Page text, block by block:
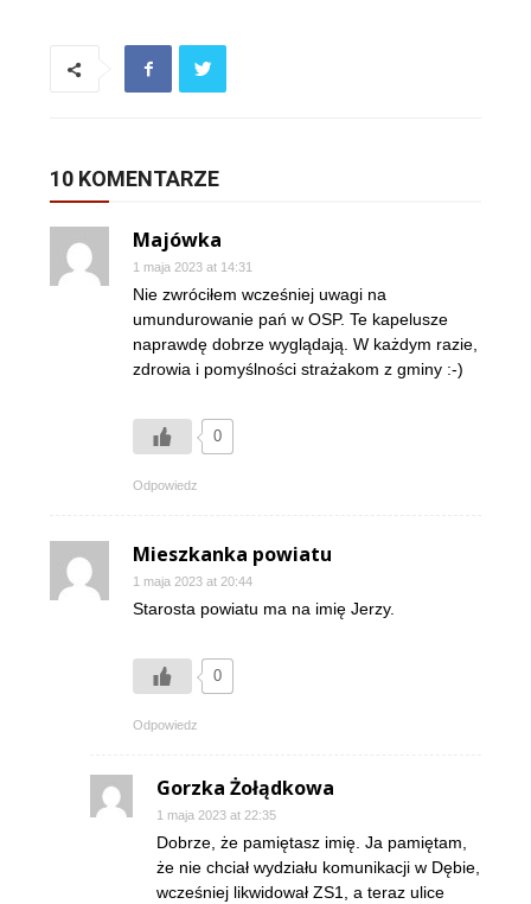
10 KOMENTARZE
Majówka
1 maja 2023 at 14:31
Nie zwróciłem wcześniej uwagi na
umundurowanie pań w OSP. Te kapelusze
naprawdę dobrze wyglądają. W każdym razie,
zdrowia i pomyślności strażakom z gminy :-)
0
Odpowiedz
Mieszkanka powiatu
1 maja 2023 at 20:44
Starosta powiatu ma na imię Jerzy.
0
Odpowiedz
Gorzka Żołądkowa
1 maja 2023 at 22:35
Dobrze, że pamiętasz imię. Ja pamiętam,
że nie chciał wydziału komunikacji w Dębie,
wcześniej likwidował ZS1, a teraz ulice